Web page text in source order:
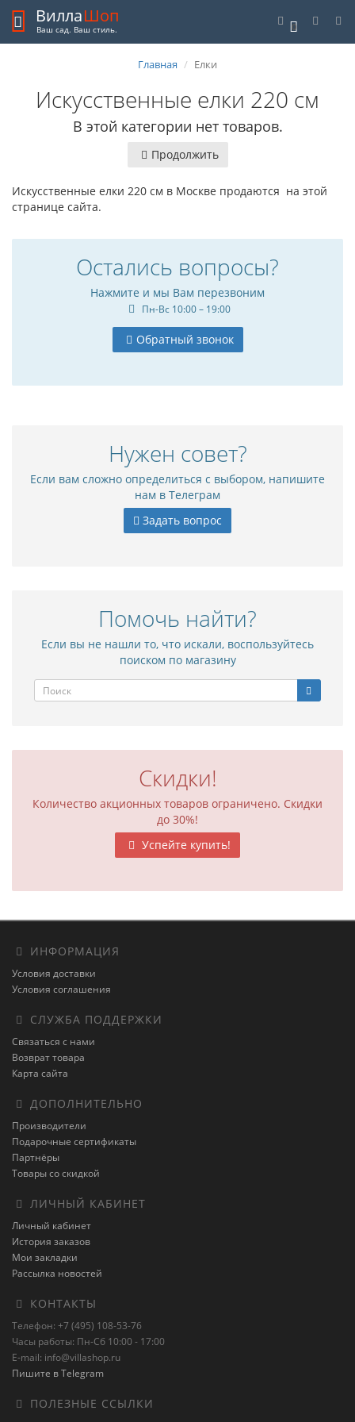
0
ВиллаШоп
Ваш сад. Ваш стиль.
Главная Елки
Искусственные елки 220 см
В этой категории нет товаров.
Продолжить
Искусственные елки 220 см в Москве продаются на этой
странице сайта.
Остались вопросы?
Нажмите и мы Вам перезвоним
Пн-Вс 10:00 – 19:00
Обратный звонок
Нужен совет?
Если вам сложно определиться с выбором, напишите
нам в Телеграм
Задать вопрос
Помочь найти?
Если вы не нашли то, что искали, воспользуйтесь
поиском по магазину
Скидки!
Количество акционных товаров ограничено. Скидки
до 30%!
Успейте купить!
ИНФОРМАЦИЯ
Условия доставки
Условия соглашения
СЛУЖБА ПОДДЕРЖКИ
Связаться с нами
Возврат товара
Карта сайта
ДОПОЛНИТЕЛЬНО
Производители
Подарочные сертификаты
Партнёры
Товары со скидкой
ЛИЧНЫЙ КАБИНЕТ
Личный кабинет
История заказов
Мои закладки
Рассылка новостей
КОНТАКТЫ
Телефон: +7 (495) 108-53-76
Часы работы: Пн-Сб 10:00 - 17:00
E-mail: info@villashop.ru
Пишите в Telegram
ПОЛЕЗНЫЕ ССЫЛКИ